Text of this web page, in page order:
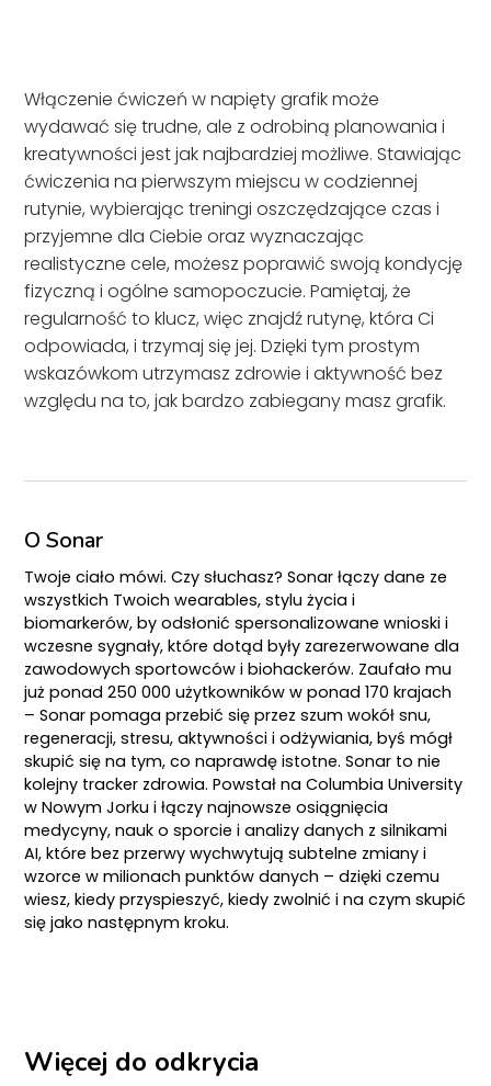
Włączenie ćwiczeń w napięty grafik może
wydawać się trudne, ale z odrobiną planowania i
kreatywności jest jak najbardziej możliwe. Stawiając
ćwiczenia na pierwszym miejscu w codziennej
rutynie, wybierając treningi oszczędzające czas i
przyjemne dla Ciebie oraz wyznaczając
realistyczne cele, możesz poprawić swoją kondycję
fizyczną i ogólne samopoczucie. Pamiętaj, że
regularność to klucz, więc znajdź rutynę, która Ci
odpowiada, i trzymaj się jej. Dzięki tym prostym
wskazówkom utrzymasz zdrowie i aktywność bez
względu na to, jak bardzo zabiegany masz grafik.
O Sonar
Twoje ciało mówi. Czy słuchasz? Sonar łączy dane ze
wszystkich Twoich wearables, stylu życia i
biomarkerów, by odsłonić spersonalizowane wnioski i
wczesne sygnały, które dotąd były zarezerwowane dla
zawodowych sportowców i biohackerów. Zaufało mu
już ponad 250 000 użytkowników w ponad 170 krajach
– Sonar pomaga przebić się przez szum wokół snu,
regeneracji, stresu, aktywności i odżywiania, byś mógł
skupić się na tym, co naprawdę istotne. Sonar to nie
kolejny tracker zdrowia. Powstał na Columbia University
w Nowym Jorku i łączy najnowsze osiągnięcia
medycyny, nauk o sporcie i analizy danych z silnikami
AI, które bez przerwy wychwytują subtelne zmiany i
wzorce w milionach punktów danych – dzięki czemu
wiesz, kiedy przyspieszyć, kiedy zwolnić i na czym skupić
się jako następnym kroku.
Więcej do odkrycia